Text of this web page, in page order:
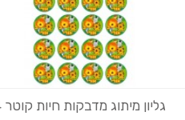
גליון מיתוג מדבקות חיות קוטר 4